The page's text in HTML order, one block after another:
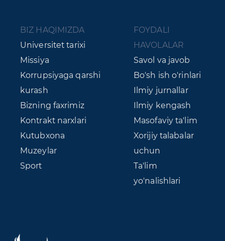
BIZ HAQIMIZDA
Universitet tarixi
Missiya
Korrupsiyaga qarshi
kurash
Bizning faxrimiz
Kontrakt narxlari
Kutubxona
Muzeylar
Sport
FOYDALI
HAVOLALAR
Savol va javob
Bo'sh ish o'rinlari
Ilmiy jurnallar
Ilmiy kengash
Masofaviy ta'lim
Xorijiy talabalar
uchun
Ta'lim
yo'nalishlari